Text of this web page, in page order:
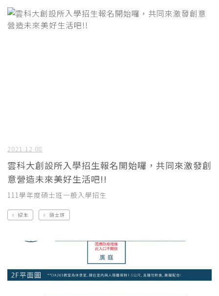
2021.12.08
雲科大創設所入學招生報名開始囉，共同來激發創
意營造未來美好生活吧!!
111學年度碩士班一般入學招生
招生 碩士班